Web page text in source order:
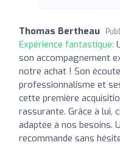
Thomas Bertheau
Expérience fantastique:
son accompagnement
notre achat ! Son
professionnalisme et
cette première
rassurante. Grâce à lui,
adaptée à nos besoins.
recommande sans